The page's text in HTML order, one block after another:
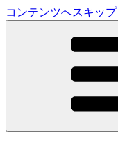
コンテンツへスキップ
LA VILLA ROUGE Blog